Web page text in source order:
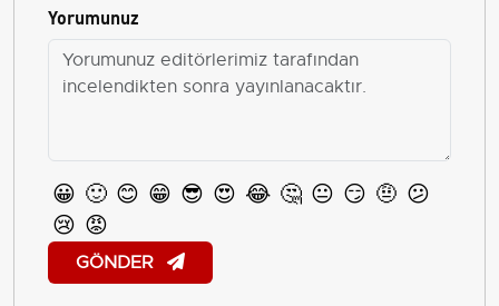
Yorumunuz
😀 🙂 😊 😁 😎 😍 😂 🤔 😐 😏 🤨 😕
😢 😡
GÖNDER